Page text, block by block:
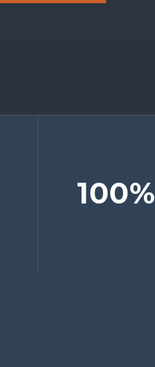
100%